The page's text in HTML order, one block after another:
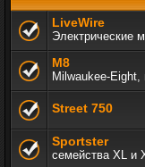
LiveWire
Электрические
M8
Milwaukee-Eight,
Street 750
Sportster
семейства XL и